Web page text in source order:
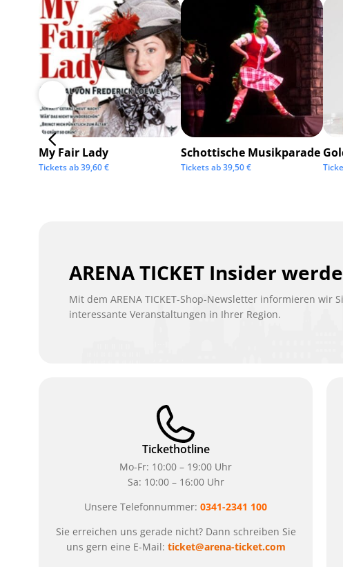
My Fair Lady
Tickets ab39,60€
Schottische Musikparade
Tickets ab39,50€
ARENA TICKET Insider
Mit dem ARENA TICKET-Shop-Newsletter informieren wir
interessante Veranstaltungen in Ihrer Region.
Tickethotline
Mo-Fr: 10:00 – 19:00 Uhr
Sa: 10:00 – 16:00 Uhr
Unsere Telefonnummer:0341-2341 100
Sie erreichen uns gerade nicht? Dann schreiben Sie
uns gern eine E-Mail: ticket@arena-ticket.com